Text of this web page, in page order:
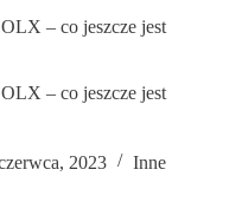
– co jeszcze jest
– co jeszcze jest
2023 Inne